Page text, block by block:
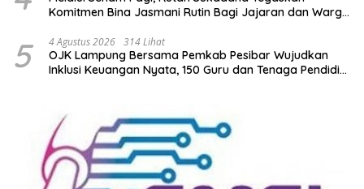
Komitmen Bina Jasmani Rutin Bagi Jajaran dan Warga
5 4 Agustus 2026 314 Lihat
OJK Lampung Bersama Pemkab Pesibar Wujudkan
Inklusi Keuangan Nyata, 150 Guru dan Tenaga Pendidik